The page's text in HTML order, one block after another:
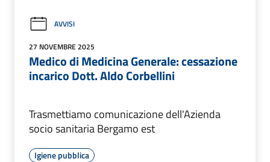
AVVISI
27 NOVEMBRE 2025
Medico di Medicina Generale: cessazione
incarico Dott. Aldo Corbellini
Trasmettiamo comunicazione dell'Azienda
socio sanitaria Bergamo est
Igiene pubblica